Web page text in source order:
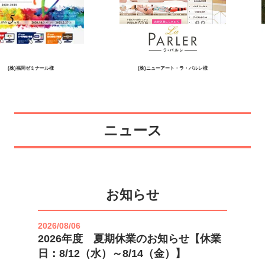
)福岡ゼミナール様 (株)ニューアート・ラ・パルレ様
ニュース
お知らせ
2026/08/06
2026年度 夏期休業のお知らせ【休業
日：8/12（水）～8/14（金）】